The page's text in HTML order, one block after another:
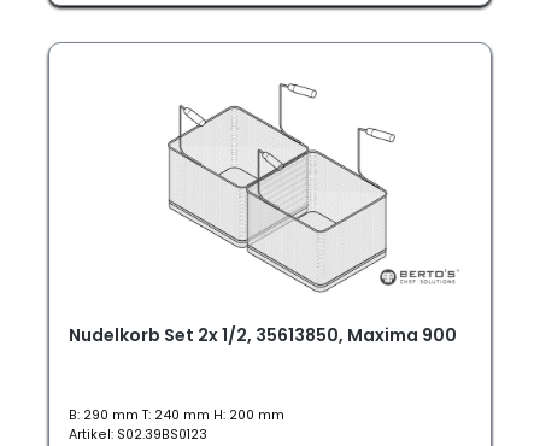
Nudelkorb Set 2x 1/2, 35613850, Maxima 900
B: 290 mm T: 240 mm H: 200 mm
Artikel: S02.39BS0123